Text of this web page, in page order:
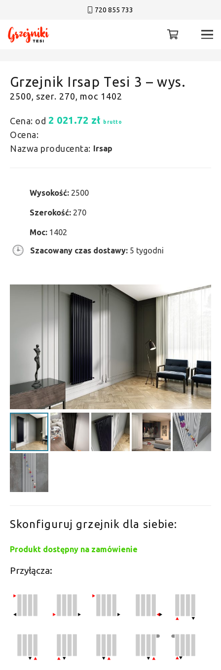
720 855 733
Grzejnik Irsap Tesi 3 – wys.
2500, szer. 270, moc 1402
Cena: od 2 021.72 zł brutto
Ocena:
Nazwa producenta: Irsap
Wysokość: 2500
Szerokość: 270
Moc: 1402
Szacowany czas dostawy: 5 tygodni
Skonfiguruj grzejnik dla siebie:
Produkt dostępny na zamówienie
Przyłącza: